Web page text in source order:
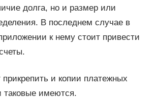
долга, но и размер или
В последнем случае в
к нему стоит привести
прикрепить и копии платежных
таковые имеются.